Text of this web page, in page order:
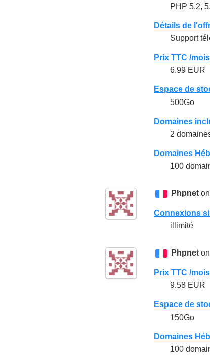
PHP 5.2,
Détails de
Support
Prix TTC /mois
6.99 EUR
Espace de
500Go
Domaines
2
Domaines
100
Phpnet
Connexions
illimité
Phpnet
Prix TTC /mois
9.58 EUR
Espace de
150Go
Domaines
100